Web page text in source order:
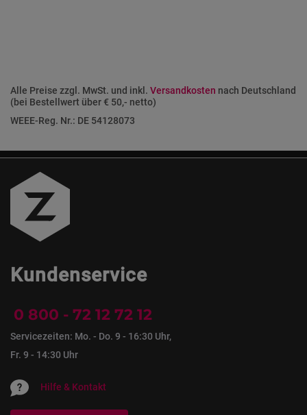
Alle Preise zzgl. MwSt. und inkl. Versandkosten nach Deutschland
(bei Bestellwert über € 50,- netto)
WEEE-Reg. Nr.: DE 54128073
Kundenservice
0 800 - 72 12 72 12
Servicezeiten: Mo. - Do. 9 - 16:30 Uhr,
Fr. 9 - 14:30 Uhr
Hilfe & Kontakt